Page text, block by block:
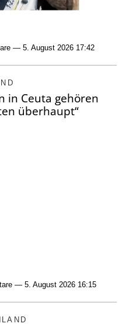
— 5. August 2026 17:42
in Ceuta gehören
überhaupt“
— 5. August 2026 16:15